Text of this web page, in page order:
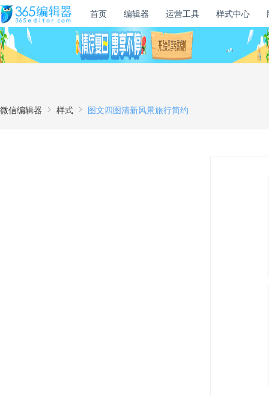
首页 编辑器 运营工具 样式中心
微信编辑器 样式 图文四图清新风景旅行简约